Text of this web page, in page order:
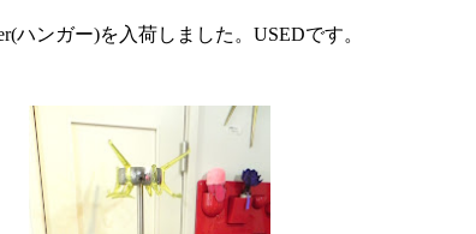
ハンガー)を入荷しました。USEDです。